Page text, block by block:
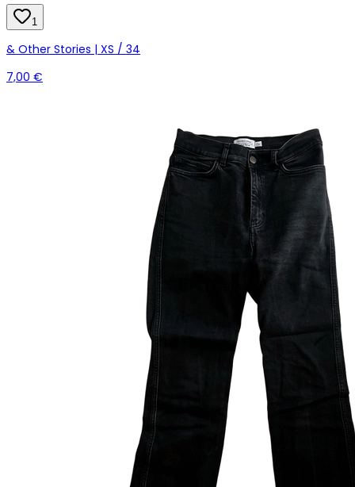
1
& Other Stories | XS / 34
7,00 €